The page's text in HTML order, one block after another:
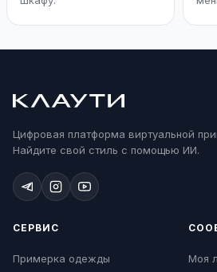
Цифровая платформа виртуальной
Найдите свой стиль с помощью ИИ.
СЕРВИС
Примерка одежды Моя